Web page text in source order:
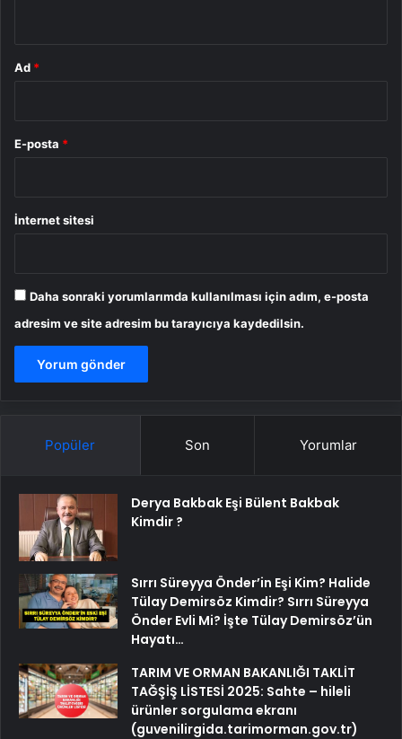
Ad *
E-posta *
İnternet sitesi
Daha sonraki yorumlarımda kullanılması için adım, e-posta
adresim ve site adresim bu tarayıcıya kaydedilsin.
Popüler Son Yorumlar
Derya Bakbak Eşi Bülent Bakbak
Kimdir ?
Sırrı Süreyya Önder’in Eşi Kim? Halide
Tülay Demirsöz Kimdir? Sırrı Süreyya
Önder Evli Mi? İşte Tülay Demirsöz’ün
Hayatı…
TARIM VE ORMAN BAKANLIĞI TAKLİT
TAĞŞİŞ LİSTESİ 2025: Sahte – hileli
ürünler sorgulama ekranı
(guvenilirgida.tarimorman.gov.tr)